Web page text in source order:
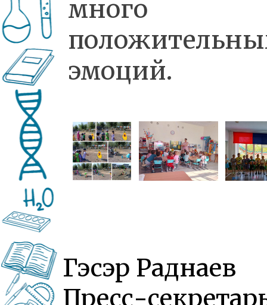
много
эмоций.
Гэсэр Раднаев
Пресс-